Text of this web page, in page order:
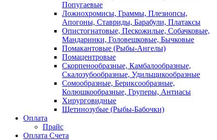
Попугаевые
Ложнохромисы, Граммы, Плезиопсы,
Апогоны, Ставриды, Барабули, Платаксы
Опистогнатовые, Пескожилые, Собачковые,
Мандаринки, Головешковые, Бычковые
Помакантовые (Рыбы-Ангелы)
Помацентровые
Скорпенообразные, Камбалообразные,
Скалозубообразные, Удильщикообразные
Сомообразные, Бериксообразные,
Колюшкообразные, Груперы, Антиасы
Хирурговидные
Щетинозубые (Рыбы-Бабочки)
Оплата
Прайс
Оплата Счета